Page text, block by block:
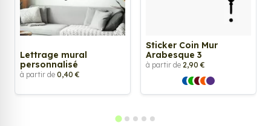
Lettrage mural
personnalisé
à partir de 0,40 €
Sticker Coin Mur
Arabesque 3
à partir de 2,90 €